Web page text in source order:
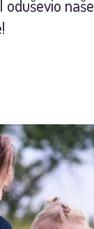
oduševio naše